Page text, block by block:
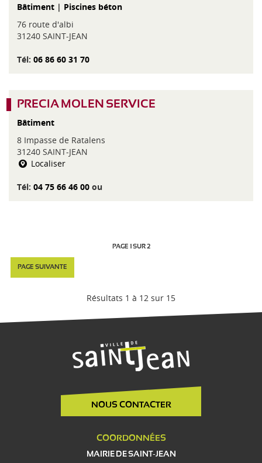
Bâtiment | Piscines béton
76 route d'albi
31240 SAINT-JEAN
Tél: 06 86 60 31 70
PRECIA MOLEN SERVICE
Bâtiment
8 Impasse de Ratalens
31240 SAINT-JEAN
Localiser
Tél: 04 75 66 46 00 ou
PAGE 1 SUR 2
PAGE SUIVANTE
Résultats 1 à 12 sur 15
NOUS CONTACTER
COORDONNÉES
MAIRIE DE SAINT-JEAN